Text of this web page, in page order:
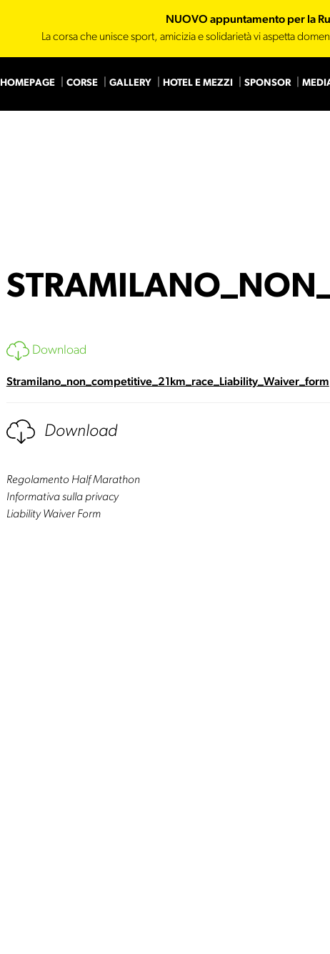
NUOVO appuntamento per la
La corsa che unisce sport, amicizia e solidarietà vi aspetta
HOMEPAGE CORSE GALLERY HOTEL E MEZZI SPONSOR
Download
Stramilano_non_competitive_21km_race_Liability_Waiver_form
Download
Regolamento Half Marathon
Informativa sulla privacy
Liability Waiver Form